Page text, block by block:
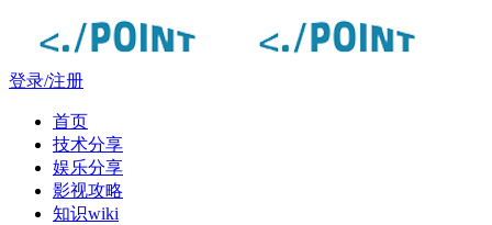
登录/注册
首页
技术分享
娱乐分享
影视攻略
知识wiki